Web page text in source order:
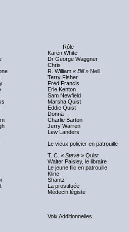
Rôle
Karen White
Dr George Waggner
Chris
R. William « Bill » Neill
Terry Fisher
Fred Francis
Erle Kenton
Sam Newfield
Marsha Quist
Eddie Quist
Donna
Charlie Barton
Jerry Warren
Lew Landers
Le vieux policier en patrouille
T. C. « Steve » Quist
Walter Paisley, le libraire
Le jeune flic en patrouille
Kline
Shantz
La prostituée
Médecin légiste
Voix Additionnelles